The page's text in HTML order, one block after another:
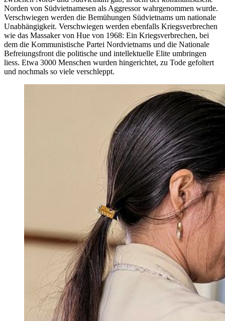
Norden von Südvietnamesen als Aggressor wahrgenommen wurde.
Verschwiegen werden die Bemühungen Südvietnams um nationale
Unabhängigkeit. Verschwiegen werden ebenfalls Kriegsverbrechen
wie das Massaker von Hue von 1968: Ein Kriegsverbrechen, bei
dem die Kommunistische Partei Nordvietnams und die Nationale
Befreiungsfront die politische und intellektuelle Elite umbringen
liess. Etwa 3000 Menschen wurden hingerichtet, zu Tode gefoltert
und nochmals so viele verschleppt.